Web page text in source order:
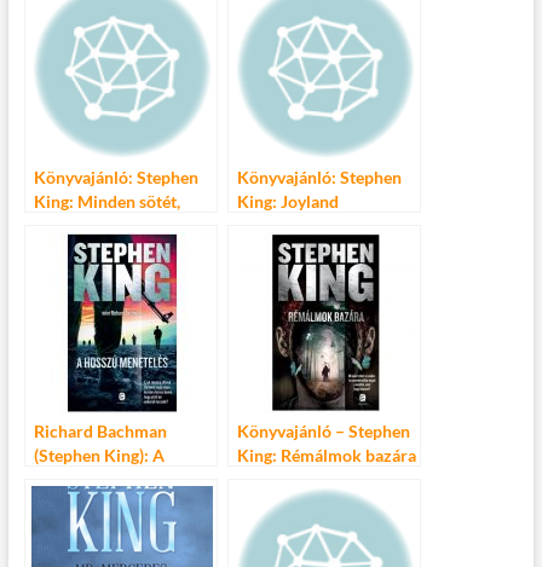
Könyvajánló: Stephen
King: Minden sötét,
Könyvajánló: Stephen
King: Joyland
Richard Bachman
(Stephen King): A
Könyvajánló – Stephen
King: Rémálmok bazára